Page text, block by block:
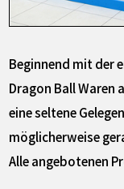
Beginnend mit der
Dragon Ball Waren
eine seltene
möglicherweise
Alle angebotenen